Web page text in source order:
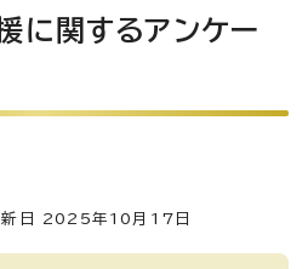
に関するアンケー
日 2025年10月17日